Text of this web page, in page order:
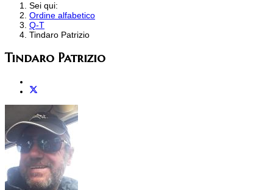
Sei qui:
Ordine alfabetico
Q-T
Tindaro Patrizio
Tindaro Patrizio